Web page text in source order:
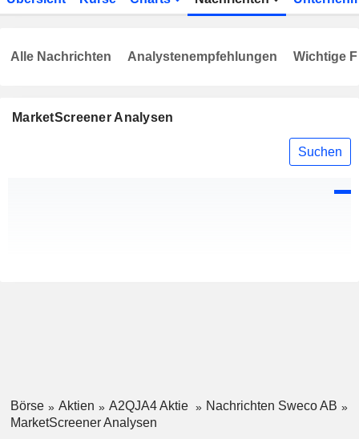
MarketScreener Analysen
Suchen
Alle Nachrichten Analystenempfehlungen Wichtige
Börse Aktien A2QJA4 Aktie
Nachrichten Sweco AB
MarketScreener Analysen